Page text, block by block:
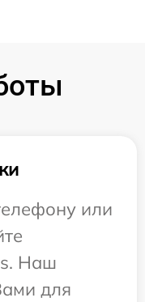
или
Наш
для